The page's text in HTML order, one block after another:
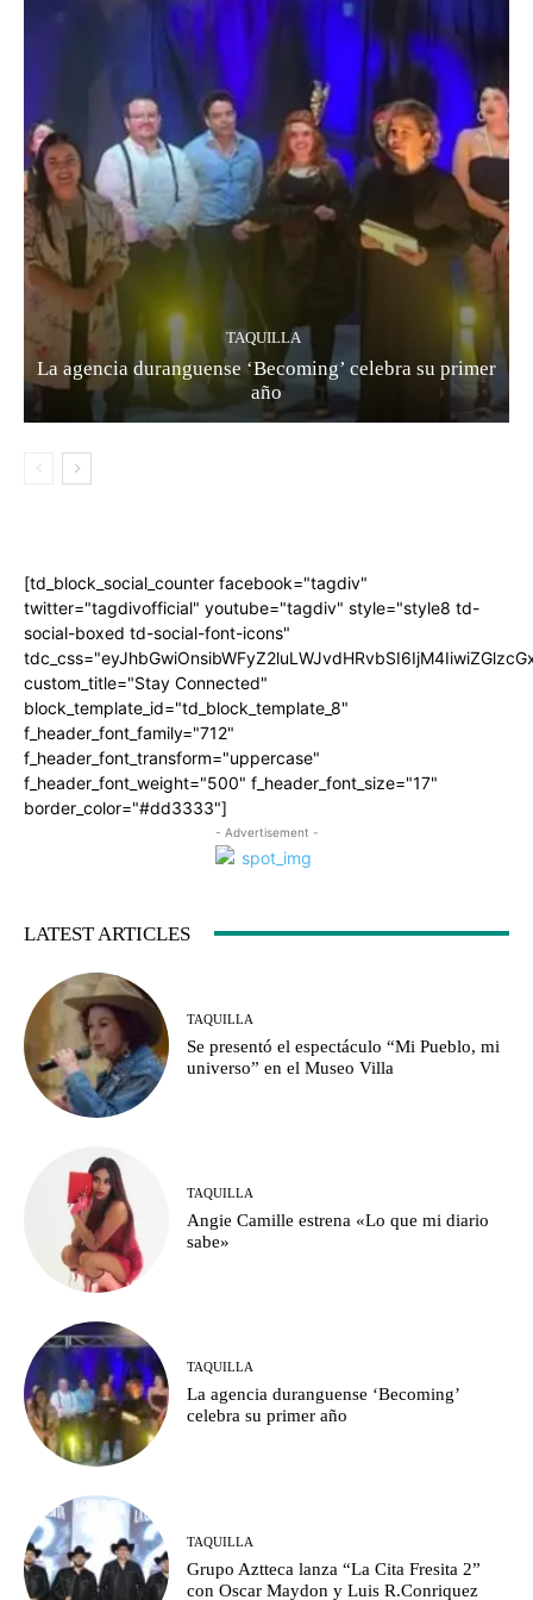
TAQUILLA
La agencia duranguense ‘Becoming’ celebra su primer
año
[td_block_social_counter facebook="tagdiv"
twitter="tagdivofficial" youtube="tagdiv" style="style8 td-
social-boxed td-social-font-icons"
custom_title="Stay Connected"
block_template_id="td_block_template_8"
f_header_font_family="712"
f_header_font_transform="uppercase"
f_header_font_weight="500" f_header_font_size="17"
border_color="#dd3333"]
- Advertisement -
LATEST ARTICLES
TAQUILLA
Se presentó el espectáculo “Mi Pueblo, mi
universo” en el Museo Villa
TAQUILLA
Angie Camille estrena «Lo que mi diario
sabe»
TAQUILLA
La agencia duranguense ‘Becoming’
celebra su primer año
TAQUILLA
Grupo Aztteca lanza “La Cita Fresita 2”
con Oscar Maydon y Luis R.Conriquez